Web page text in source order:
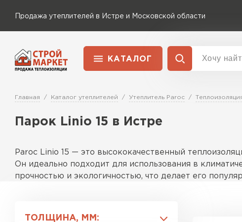
Продажа утеплителей в Истре и Московской области
КАТАЛОГ
Главная Каталог утеплителей Утеплитель Paroc
Парок Linio 15 в Истре
Paroc Linio 15 — это высококачественный
Он идеально подходит для использования в
прочностью и экологичностью, что делает его
Этот материал выделяется своей структурой из
ТОЛЩИНА, ММ:
Доставка и оплата
Перейти в каталог
Утеплитель Ветонит
ПЕРЕЙТИ
Утеплитель Rockwool
Утеплитель Knauf